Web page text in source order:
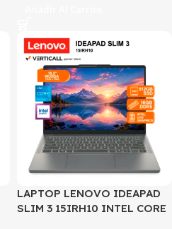
LAPTOP LENOVO IDEAPAD
SLIM 3 15IRH10 INTEL CORE